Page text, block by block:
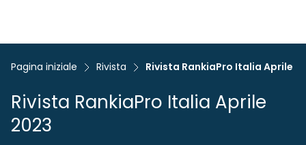
Pagina iniziale Rivista Rivista RankiaPro Italia Aprile
Rivista RankiaPro Italia Aprile
2023